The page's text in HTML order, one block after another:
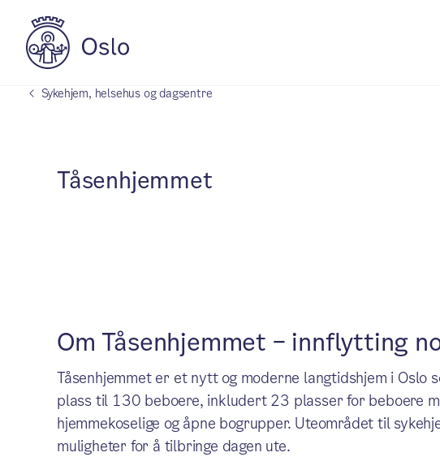
Sykehjem, helsehus og dagsentre
Tåsenhjemmet
Om Tåsenhjemmet – innflytting
Tåsenhjemmet er et nytt og moderne langtidshjem i
plass til 130 beboere, inkludert 23 plasser for beboere
hjemmekoselige og åpne bogrupper. Uteområdet til
muligheter for å tilbringe dagen ute.